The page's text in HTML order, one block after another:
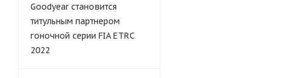
Goodyear становится
титульным партнером
гоночной серии FIA ETRC
2022